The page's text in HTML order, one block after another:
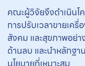
คณะผู้วิจัยจึงดำเนินโ
การปรับเวลาขายเค
สังคม และสุขภาพอย่
ด้านลบ และนำหลักฐา